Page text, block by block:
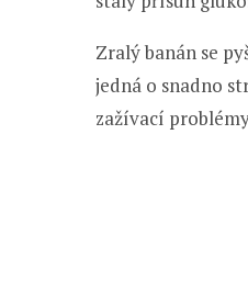
Zralý banán se
jedná o snadno
zažívací